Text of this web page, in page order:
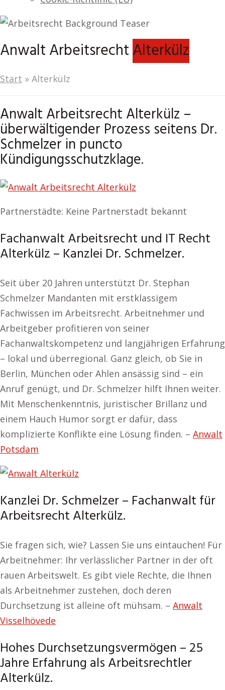
Anwalt ArbeitsrechtAlterkülz
Start » Alterkülz
Anwalt Arbeitsrecht Alterkülz –
überwältigender Prozess seitens Dr.
Schmelzer in puncto
Kündigungsschutzklage.
Partnerstädte: Keine Partnerstadt bekannt
Fachanwalt Arbeitsrecht und IT Recht
Alterkülz – Kanzlei Dr. Schmelzer.
Seit über 20 Jahren unterstützt Dr. Stephan
Schmelzer Mandanten mit erstklassigem
Fachwissen im Arbeitsrecht. Arbeitnehmer und
Arbeitgeber profitieren von seiner
Fachanwaltskompetenz und langjährigen Erfahrung
– lokal und überregional. Ganz gleich, ob Sie in
Berlin, München oder Ahlen ansässig sind – ein
Anruf genügt, und Dr. Schmelzer hilft Ihnen weiter.
Mit Menschenkenntnis, juristischer Brillanz und
einem Hauch Humor sorgt er dafür, dass
komplizierte Konflikte eine Lösung finden. – Anwalt
Potsdam
Kanzlei Dr. Schmelzer – Fachanwalt für
Arbeitsrecht Alterkülz.
Sie fragen sich, wie? Lassen Sie uns eintauchen! Für
Arbeitnehmer: Ihr verlässlicher Partner in der oft
rauen Arbeitswelt. Es gibt viele Rechte, die Ihnen
als Arbeitnehmer zustehen, doch deren
Durchsetzung ist alleine oft mühsam. – Anwalt
Visselhövede
Hohes Durchsetzungsvermögen – 25
Jahre Erfahrung als Arbeitsrechtler
Alterkülz.